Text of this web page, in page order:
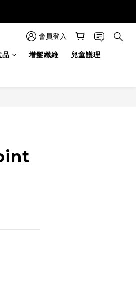
會員登入
品 增髮纖維 兒童護理